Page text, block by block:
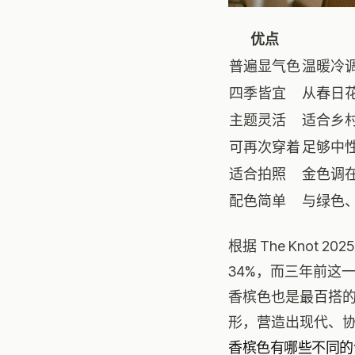
优点
普遍显气色温暖冷
四季皆宜
从春日
主题灵活
适合乡
可再次穿着 足够中
适合拍照
金色调
配色简单
与绿色
根据 The Knot
34%，而三年前这
香槟色也是最百搭
形，营造出现代、
香槟色有哪些不同